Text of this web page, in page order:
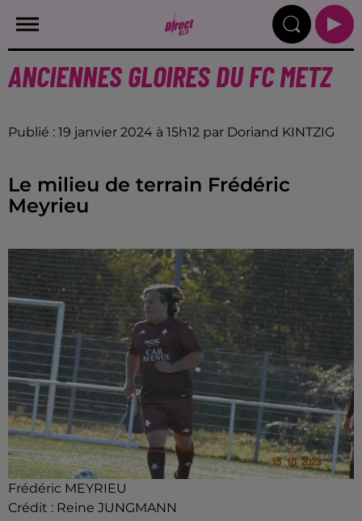
ANCIENNES GLOIRES DU FC METZ
Publié : 19 janvier 2024 à 15h12 par Doriand KINTZIG
Le milieu de terrain Frédéric
Meyrieu
Frédéric MEYRIEU
Crédit : Reine JUNGMANN